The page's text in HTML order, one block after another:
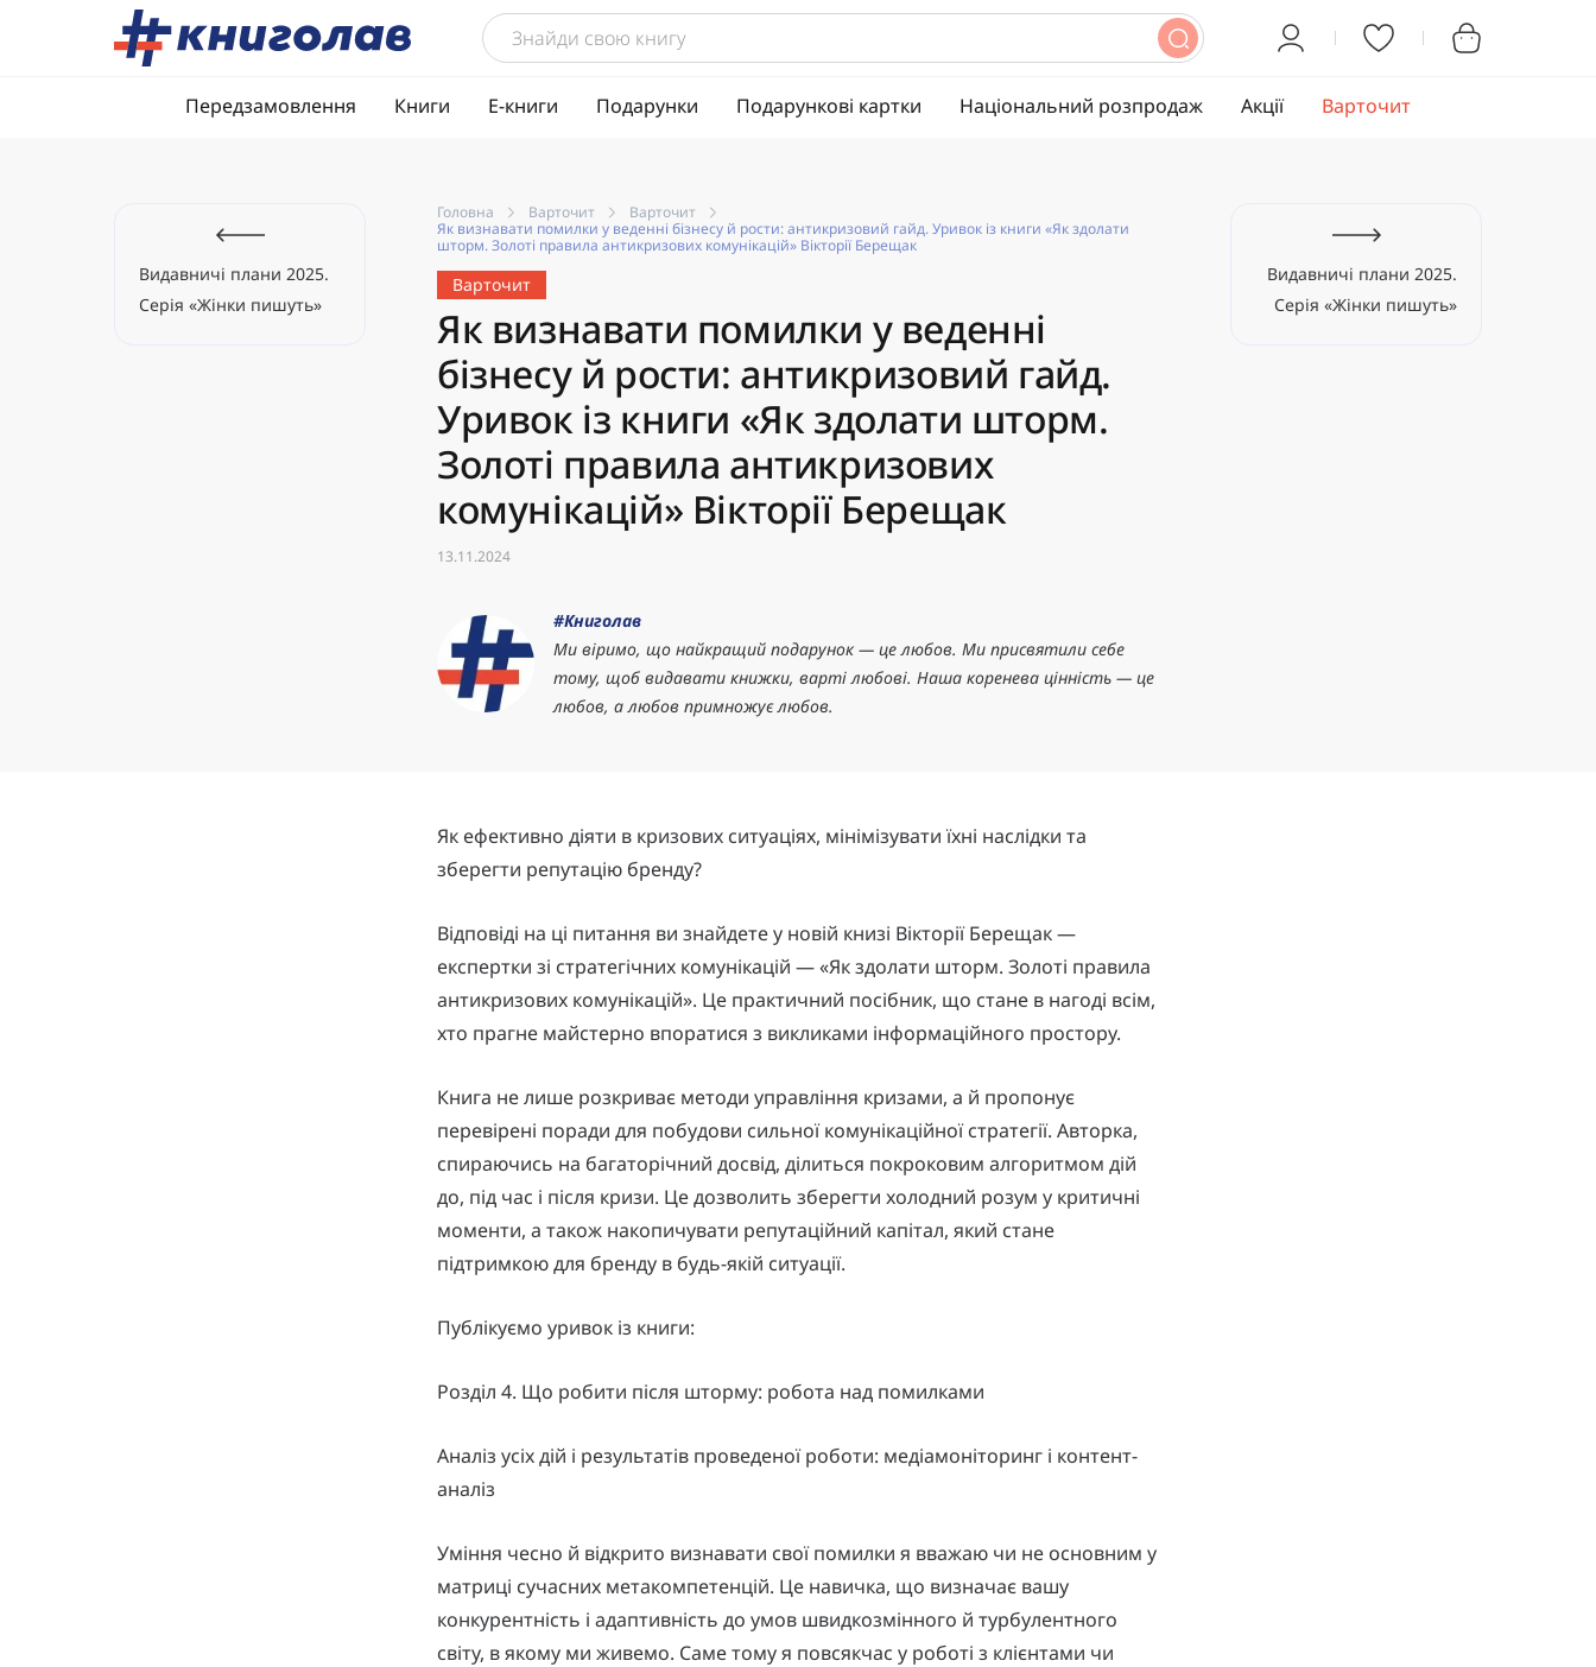
Передзамовлення Книги Е-книги Подарунки Подарункові картки Національний розпродаж Акції Варточит
Видавничі плани 2025.
Серія «Жінки пишуть»
Головна Варточит
Варточит
Як визнавати помилки у веденні бізнесу й рости: антикризовий гайд. Уривок із книги «Як здолати
шторм. Золоті правила антикризових комунікацій» Вікторії Берещак
Варточит
Як визнавати помилки у веденні
бізнесу й рости: антикризовий гайд.
Уривок із книги «Як здолати шторм.
Золоті правила антикризових
комунікацій» Вікторії Берещак
13.11.2024
#Книголав
Ми віримо, що найкращий подарунок — це любов. Ми присвятили себе
тому, щоб видавати книжки, варті любові. Наша коренева цінність — це
любов, а любов примножує любов.
Видавничі плани 2025.
Серія «Жінки пишуть»
Як ефективно діяти в кризових ситуаціях, мінімізувати їхні наслідки та
зберегти репутацію бренду?
Відповіді на ці питання ви знайдете у новій книзі Вікторії Берещак —
експертки зі стратегічних комунікацій — «Як здолати шторм. Золоті правила
антикризових комунікацій». Це практичний посібник, що стане в нагоді всім,
хто прагне майстерно впоратися з викликами інформаційного простору.
Книга не лише розкриває методи управління кризами, а й пропонує
перевірені поради для побудови сильної комунікаційної стратегії. Авторка,
спираючись на багаторічний досвід, ділиться покроковим алгоритмом дій
до, під час і після кризи. Це дозволить зберегти холодний розум у критичні
моменти, а також накопичувати репутаційний капітал, який стане
підтримкою для бренду в будь-якій ситуації.
Публікуємо уривок із книги:
Розділ 4. Що робити після шторму: робота над помилками
Аналіз усіх дій і результатів проведеної роботи: медіамоніторинг і контент-
аналіз
Уміння чесно й відкрито визнавати свої помилки я вважаю чи не основним у
матриці сучасних метакомпетенцій. Це навичка, що визначає вашу
конкурентність і адаптивність до умов швидкозмінного й турбулентного
світу, в якому ми живемо. Саме тому я повсякчас у роботі з клієнтами чи